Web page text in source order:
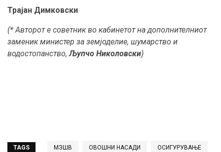
Трајан Димковски
(* Авторот е советник во кабинетот на дополнителниот
заменик министер за земјоделие, шумарство и
водостопанство, Љупчо Николовски)
TAGS МЗШВ ОВОШНИ НАСАДИ ОСИГУРУВАЊЕ